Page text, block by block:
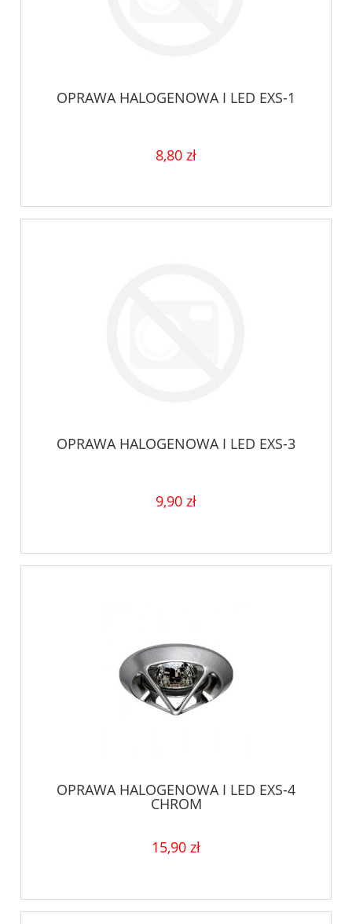
OPRAWA HALOGENOWA I LED EXS-1
8,80 zł
OPRAWA HALOGENOWA I LED EXS-3
9,90 zł
OPRAWA HALOGENOWA I LED EXS-4
CHROM
15,90 zł